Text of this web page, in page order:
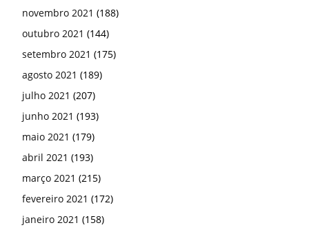
novembro 2021 (188)
outubro 2021 (144)
setembro 2021 (175)
agosto 2021 (189)
julho 2021 (207)
junho 2021 (193)
maio 2021 (179)
abril 2021 (193)
março 2021 (215)
fevereiro 2021 (172)
janeiro 2021 (158)